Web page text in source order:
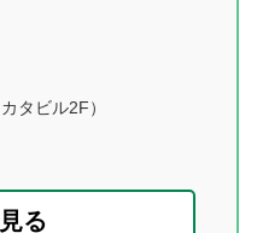
タビル2F）
る